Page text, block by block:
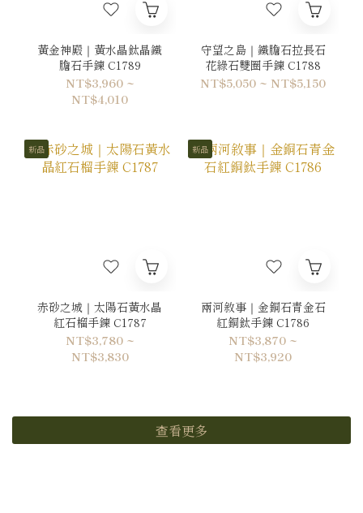
黃金神殿｜黃水晶鈦晶鐵
膽石手鍊 C1789
NT$3,960 ~
NT$4,010
守望之島｜鐵膽石拉長石
花綠石雙圈手鍊 C1788
NT$5,050 ~ NT$5,150
新品
赤砂之城｜太陽石黃水晶
紅石榴手鍊 C1787
NT$3,780 ~
NT$3,830
新品
兩河敘事｜金銅石青金石
紅銅鈦手鍊 C1786
NT$3,870 ~
NT$3,920
查看更多